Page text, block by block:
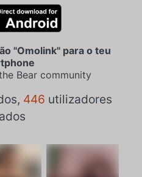
"Omolink" para o teu
Bear community
446 utilizadores